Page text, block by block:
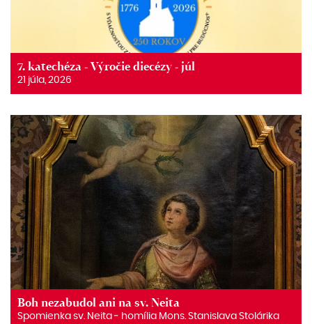
7. katechéza - Výročie diecézy - júl
21 júla, 2026
Boh nezabudol ani na sv. Neita
Spomienka sv. Neita ‒ homília Mons. Stanislava Stolárika